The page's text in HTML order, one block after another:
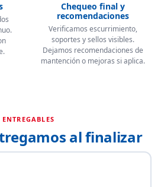
Chequeo final y
recomendaciones
Verificamos escurrimiento,
soportes y sellos visibles.
Dejamos recomendaciones de
mantención o mejoras si aplica.
ENTREGABLES
al finalizar